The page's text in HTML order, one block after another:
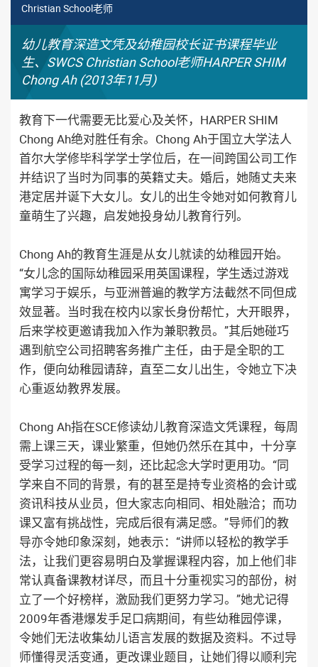
幼儿教育深造文凭及幼稚园校长证书课程毕业
生、SWCS Christian School老师HARPER SHIM
Chong Ah (2013年11月)
Christian School老师
教育下一代需要无比爱心及关怀，HARPER SHIM
Chong Ah绝对胜任有余。Chong Ah于国立大学法人
首尔大学修毕科学学士学位后，在一间跨国公司工作
并结识了当时为同事的英籍丈夫。婚后，她随丈夫来
港定居并诞下大女儿。女儿的出生令她对如何教育儿
童萌生了兴趣，启发她投身幼儿教育行列。
Chong Ah的教育生涯是从女儿就读的幼稚园开始。
“女儿念的国际幼稚园采用英国课程，学生透过游戏
寓学习于娱乐，与亚洲普遍的教学方法截然不同但成
效显著。当时我在校内以家长身份帮忙，大开眼界，
后来学校更邀请我加入作为兼职教员。”其后她碰巧
遇到航空公司招聘客务推广主任，由于是全职的工
作，便向幼稚园请辞，直至二女儿出生，令她立下决
心重返幼教界发展。
Chong Ah指在SCE修读幼儿教育深造文凭课程，每周
需上课三天，课业繁重，但她仍然乐在其中，十分享
受学习过程的每一刻，还比起念大学时更用功。“同
学来自不同的背景，有的甚至是持专业资格的会计或
资讯科技从业员，但大家志向相同、相处融洽；而功
课又富有挑战性，完成后很有满足感。”导师们的教
导亦令她印象深刻，她表示：“讲师以轻松的教学手
法，让我们更容易明白及掌握课程内容，加上他们非
常认真备课教材详尽，而且十分重视实习的部份，树
立了一个好榜样，激励我们更努力学习。”她尤记得
2009年香港爆发手足口病期间，有些幼稚园停课，
令她们无法收集幼儿语言发展的数据及资料。不过导
师懂得灵活变通，更改课业题目，让她们得以顺利完